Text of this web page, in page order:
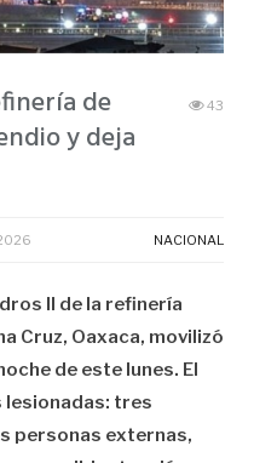
de
y deja
43
NACIONAL
II de la refinería
Cruz, Oaxaca, movilizó
de este lunes. El
lesionadas: tres
personas externas,